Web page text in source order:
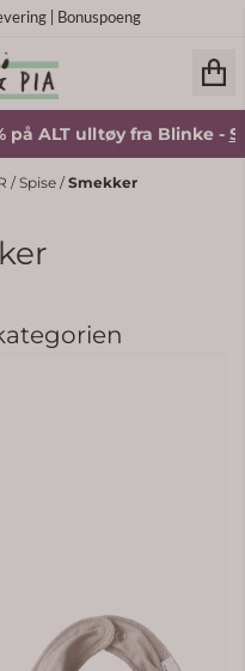
| Bonuspoeng
ulltøy fra Blinke -Shop her
/Spise /Smekker